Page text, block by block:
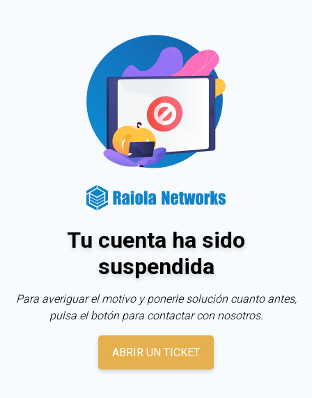
Tu cuenta ha sido
suspendida
Para averiguar el motivo y ponerle solución cuanto antes,
pulsa el botón para contactar con nosotros.
ABRIR UN TICKET